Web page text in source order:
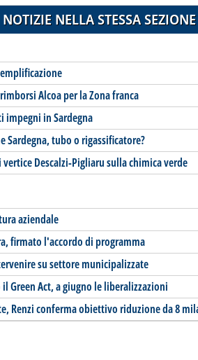
NOTIZIE NELLA STESSA SEZIONE
Alcoa per la Zona franca
impegni in Sardegna
Sardegna, tubo o rigassificatore?
vertice Descalzi-Pigliaru sulla chimica verde
aziendale
firmato l'accordo di programma
su settore municipalizzate
il Green Act, a giugno le liberalizzazioni
Renzi conferma obiettivo riduzione da 8